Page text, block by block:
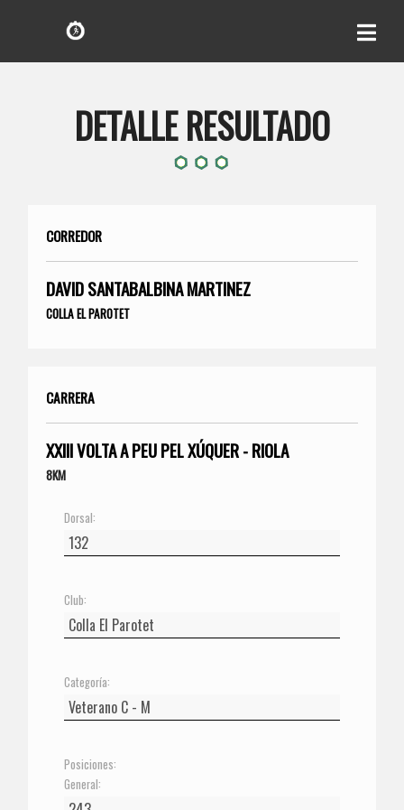
DETALLE RESULTADO
CORREDOR
DAVID SANTABALBINA MARTINEZ
COLLA EL PAROTET
CARRERA
XXIII VOLTA A PEU PEL XÚQUER - RIOLA
8KM
Dorsal:
Club:
Categoría:
Posiciones:
General: